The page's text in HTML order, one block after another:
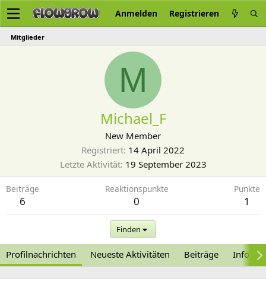
Anmelden Registrieren
Mitglieder
M
Michael_F
New Member
Registriert 14 April 2022
Letzte Aktivität 19 September 2023
Beiträge
6
Reaktionspunkte
0
Punkte
1
Finden
Profilnachrichten Neueste Aktivitäten Beiträge